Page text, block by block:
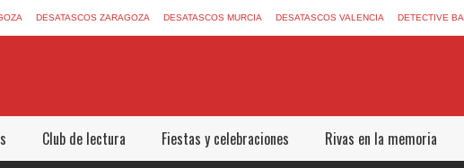
DESATASCOS ZARAGOZA DESATASCOS MURCIA DESATASCOS VALENCIA DETECTIVE
Club de lectura Fiestas y celebraciones Rivas en la memoria